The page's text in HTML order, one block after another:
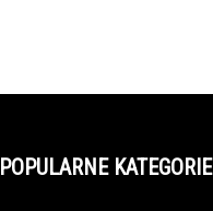
POPULARNE KATEGORIE